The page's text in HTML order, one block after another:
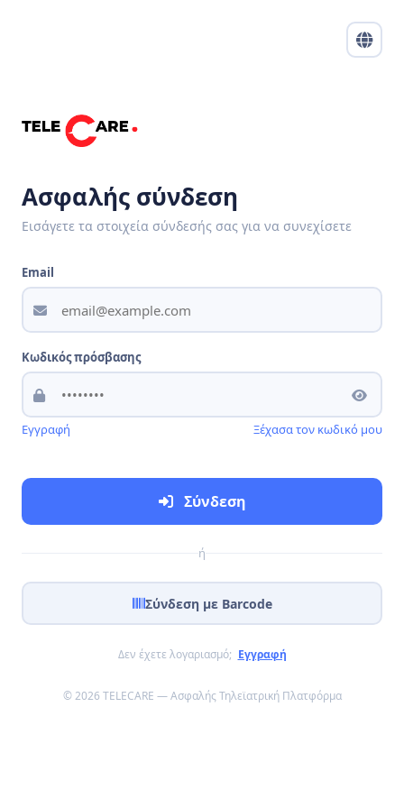
Ασφαλής σύνδεση
Εισάγετε τα στοιχεία σύνδεσής σας για να συνεχίσετε
Email
Κωδικός πρόσβασης
Εγγραφή Ξέχασα τον κωδικό μου
Σύνδεση
ή
Σύνδεση με Barcode
Δεν έχετε λογαριασμό; Εγγραφή
© 2026 TELECARE — Ασφαλής Τηλεϊατρική Πλατφόρμα